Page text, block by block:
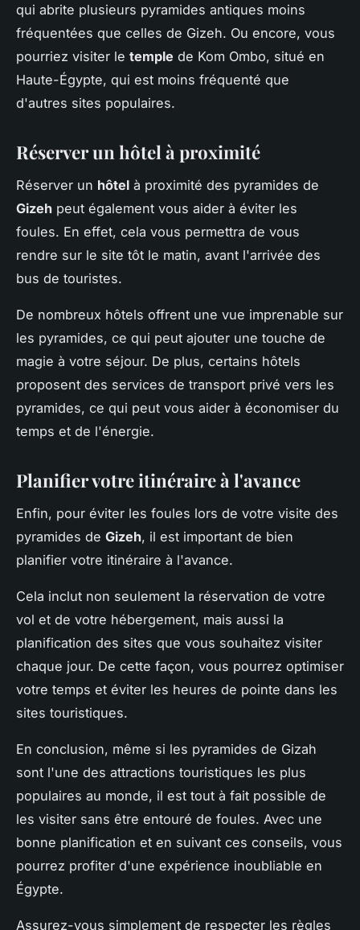
qui abrite plusieurs pyramides antiques moins
fréquentées que celles de Gizeh. Ou encore, vous
pourriez visiter le temple de Kom Ombo, situé en
Haute-Égypte, qui est moins fréquenté que
d'autres sites populaires.
Réserver un hôtel à proximité
Réserver un hôtel à proximité des pyramides de
Gizeh peut également vous aider à éviter les
foules. En effet, cela vous permettra de vous
rendre sur le site tôt le matin, avant l'arrivée des
bus de touristes.
De nombreux hôtels offrent une vue imprenable sur
les pyramides, ce qui peut ajouter une touche de
magie à votre séjour. De plus, certains hôtels
proposent des services de transport privé vers les
pyramides, ce qui peut vous aider à économiser du
temps et de l'énergie.
Planifier votre itinéraire à l'avance
Enfin, pour éviter les foules lors de votre visite des
pyramides de Gizeh, il est important de bien
planifier votre itinéraire à l'avance.
Cela inclut non seulement la réservation de votre
vol et de votre hébergement, mais aussi la
planification des sites que vous souhaitez visiter
chaque jour. De cette façon, vous pourrez optimiser
votre temps et éviter les heures de pointe dans les
sites touristiques.
En conclusion, même si les pyramides de Gizah
sont l'une des attractions touristiques les plus
populaires au monde, il est tout à fait possible de
les visiter sans être entouré de foules. Avec une
bonne planification et en suivant ces conseils, vous
pourrez profiter d'une expérience inoubliable en
Égypte.
Assurez-vous simplement de respecter les règles